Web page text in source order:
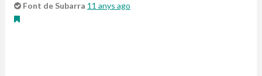
Font de Subarra 11 anys ago